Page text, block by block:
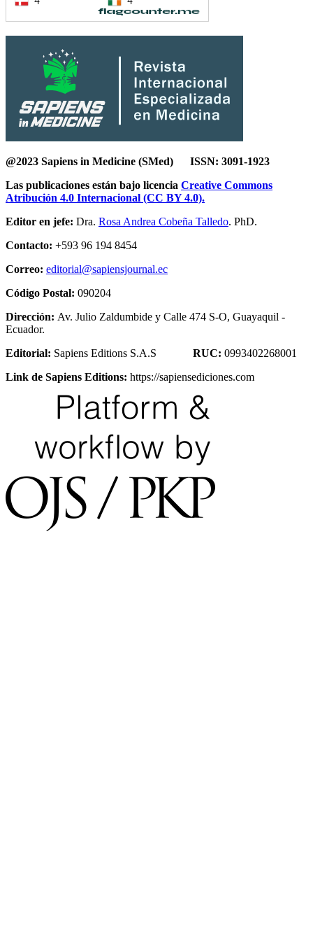
@2023 Sapiens in Medicine (SMed) ISSN: 3091-1923
Las publicaciones están bajo licencia Creative Commons
Atribución 4.0 Internacional (CC BY 4.0).
Editor en jefe: Dra. Rosa Andrea Cobeña Talledo. PhD.
Contacto: +593 96 194 8454
Correo: editorial@sapiensjournal.ec
Código Postal: 090204
Dirección: Av. Julio Zaldumbide y Calle 474 S-O, Guayaquil -
Ecuador.
Editorial: Sapiens Editions S.A.S RUC: 0993402268001
Link de Sapiens Editions: https://sapiensediciones.com